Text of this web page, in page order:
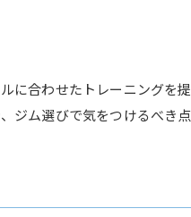
に合わせたトレーニングを
ジム選びで気をつけるべき